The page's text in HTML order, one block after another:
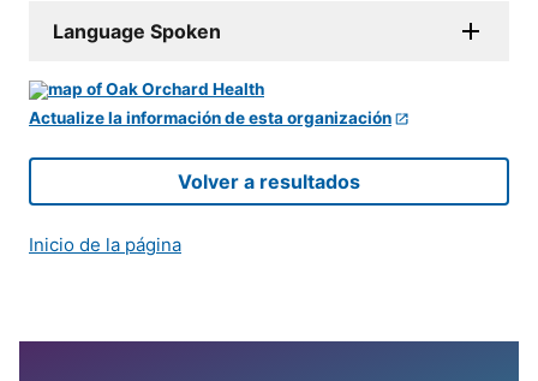
Language Spoken
Actualize la información de esta organización
Volver a resultados
Inicio de la página